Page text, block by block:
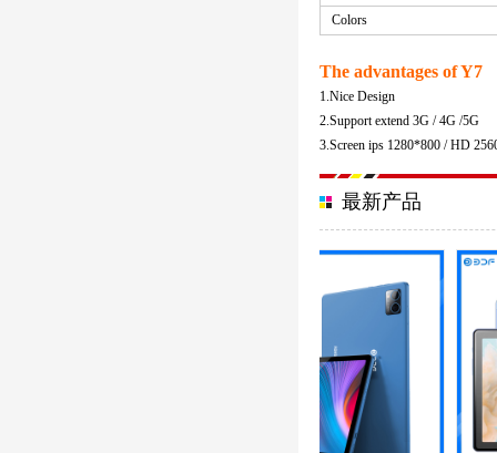
Colors
The advantages of Y7
1.Nice Design
2.Support extend 3G / 4G /5G
3.Screen ips 1280*800 / HD
最新产品